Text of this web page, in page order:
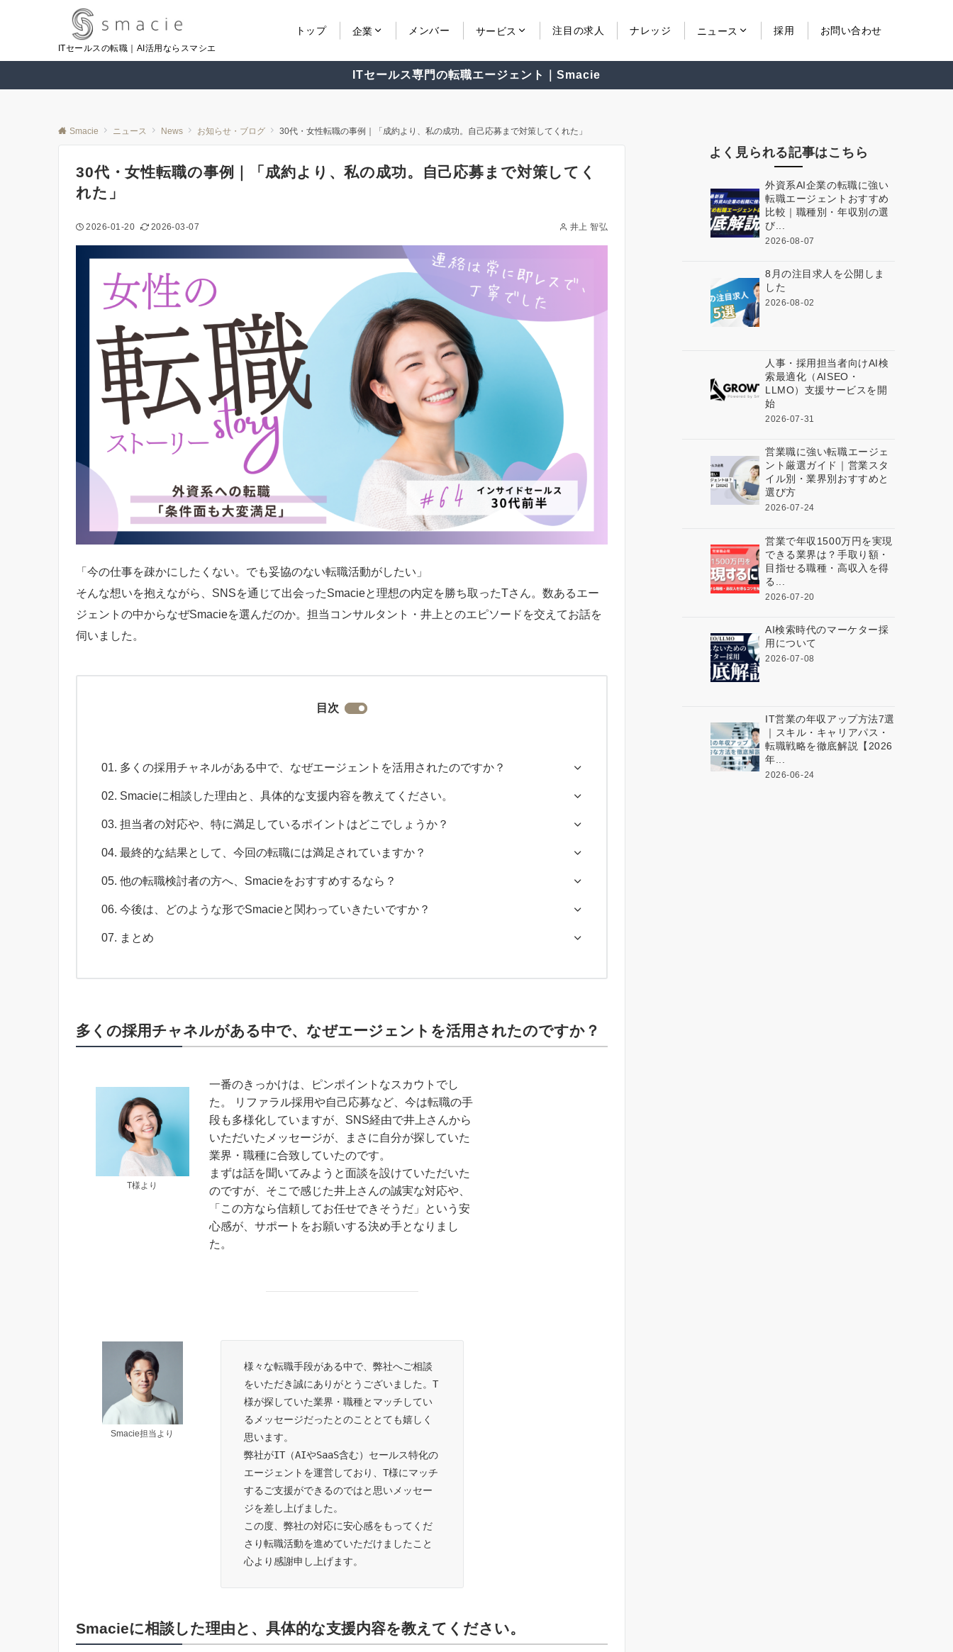
ITセールスの転職｜AI活用ならスマシエ
トップ 企業 メンバー サービス 注目の求人 ナレッジ ニュース 採用 お問い合わせ
ITセールス専門の転職エージェント｜Smacie
Smacie ニュース News お知らせ・ブログ 30代・女性転職の事例｜「成約より、私の成功。自己応募まで対策してくれた」
30代・女性転職の事例｜「成約より、私の成功。自己応募まで対策してく
れた」
2026-01-20 2026-03-07 井上 智弘
「今の仕事を疎かにしたくない。でも妥協のない転職活動がしたい」
そんな想いを抱えながら、SNSを通じて出会ったSmacieと理想の内定を勝ち取ったTさん。数あるエー
ジェントの中からなぜSmacieを選んだのか。担当コンサルタント・井上とのエピソードを交えてお話を
伺いました。
目次
多くの採用チャネルがある中で、なぜエージェントを活用されたのですか？
Smacieに相談した理由と、具体的な支援内容を教えてください。
担当者の対応や、特に満足しているポイントはどこでしょうか？
最終的な結果として、今回の転職には満足されていますか？
他の転職検討者の方へ、Smacieをおすすめするなら？
今後は、どのような形でSmacieと関わっていきたいですか？
まとめ
多くの採用チャネルがある中で、なぜエージェントを活用されたのですか？
T様より
一番のきっかけは、ピンポイントなスカウトでし
た。 リファラル採用や自己応募など、今は転職の手
段も多様化していますが、SNS経由で井上さんから
いただいたメッセージが、まさに自分が探していた
業界・職種に合致していたのです。
まずは話を聞いてみようと面談を設けていただいた
のですが、そこで感じた井上さんの誠実な対応や、
「この方なら信頼してお任せできそうだ」という安
心感が、サポートをお願いする決め手となりまし
た。
Smacie担当より
様々な転職手段がある中で、弊社へご相談
をいただき誠にありがとうございました。T
様が探していた業界・職種とマッチしてい
るメッセージだったとのこととても嬉しく
思います。
弊社がIT（AIやSaaS含む）セールス特化の
エージェントを運営しており、T様にマッチ
するご支援ができるのではと思いメッセー
ジを差し上げました。
この度、弊社の対応に安心感をもってくだ
さり転職活動を進めていただけましたこと
心より感謝申し上げます。
Smacieに相談した理由と、具体的な支援内容を教えてください。
よく見られる記事はこちら
外資系AI企業の転職に強い
転職エージェントおすすめ
比較｜職種別・年収別の選
び...
2026-08-07
8月の注目求人を公開しま
した
2026-08-02
人事・採用担当者向けAI検
索最適化（AISEO・
LLMO）支援サービスを開
始
2026-07-31
営業職に強い転職エージェ
ント厳選ガイド｜営業スタ
イル別・業界別おすすめと
選び方
2026-07-24
営業で年収1500万円を実現
できる業界は？手取り額・
目指せる職種・高収入を得
る...
2026-07-20
AI検索時代のマーケター採
用について
2026-07-08
IT営業の年収アップ方法7選
｜スキル・キャリアパス・
転職戦略を徹底解説【2026
年...
2026-06-24